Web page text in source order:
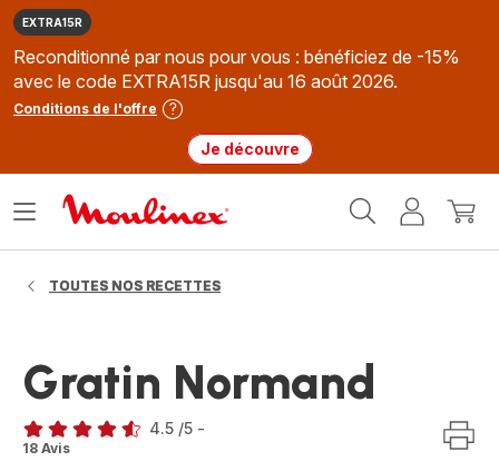
EXTRA15R
Reconditionné par nous pour vous : bénéficiez de -15%
avec le code EXTRA15R jusqu'au 16 août 2026.
Conditions de l'offre
Je découvre
MonMon
Ouvrir
TOUTES NOS RECETTES
Gratin Normand
ratings.4.5
4.5 /5 -
18 Avis